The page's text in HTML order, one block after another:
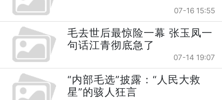
07-16 15:55
毛去世后最惊险一幕 张玉凤一
句话江青彻底急了
07-14 19:07
“内部毛选”披露：“人民大救
星”的骇人狂言